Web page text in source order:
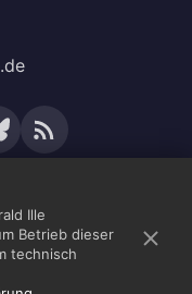
vorbehalten.
Ille
Betrieb dieser
technisch